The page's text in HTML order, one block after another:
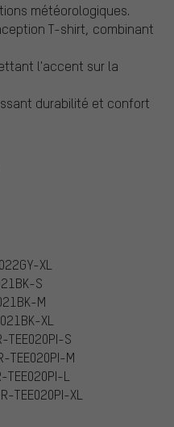
météorologiques.
T-shirt, combinant
l'accent sur la
durabilité et confort
XL
S
M
XL
S
M
L
TEE020PI-XL